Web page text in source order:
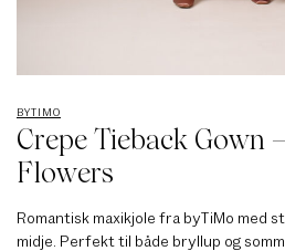
BYTIMO
Crepe Tieback Gown
Flowers
Romantisk maxikjole fra byTiMo med
midje. Perfekt til både bryllup og